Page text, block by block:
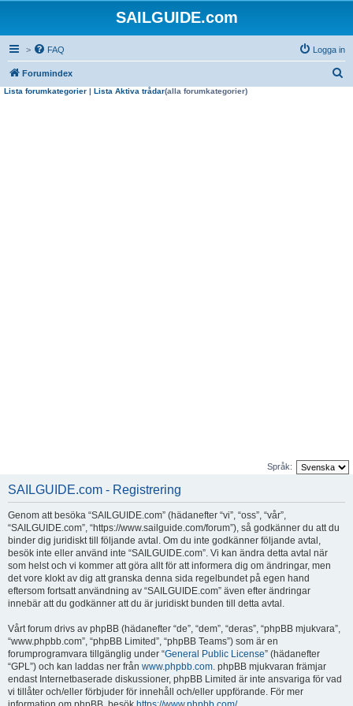
SAILGUIDE.com
> FAQ Logga in
Forumindex
Lista forumkategorier | Lista Aktiva trådar(alla forumkategorier)
Språk:
SAILGUIDE.com - Registrering
Genom att besöka “SAILGUIDE.com” (hädanefter “vi”, “oss”, “vår”,
“SAILGUIDE.com”, “https://www.sailguide.com/forum”), så godkänner du att du
binder dig juridiskt till följande avtal. Om du inte godkänner följande avtal,
besök inte eller använd inte “SAILGUIDE.com”. Vi kan ändra detta avtal när
som helst och vi kommer att göra allt för att informera dig om ändringar, men
det vore klokt av dig att granska denna sida regelbundet på egen hand
eftersom fortsatt användning av “SAILGUIDE.com” även efter ändringar
innebär att du godkänner att du är juridiskt bunden till detta avtal.
Vårt forum drivs av phpBB (hädanefter “de”, “dem”, “deras”, “phpBB mjukvara”,
“www.phpbb.com”, “phpBB Limited”, “phpBB Teams”) som är en
forumprogramvara tillgänglig under “General Public License” (hädanefter
“GPL”) och kan laddas ner från www.phpbb.com. phpBB mjukvaran främjar
endast Internetbaserade diskussioner, phpBB Limited är inte ansvariga för vad
vi tillåter och/eller förbjuder för innehåll och/eller uppförande. För mer